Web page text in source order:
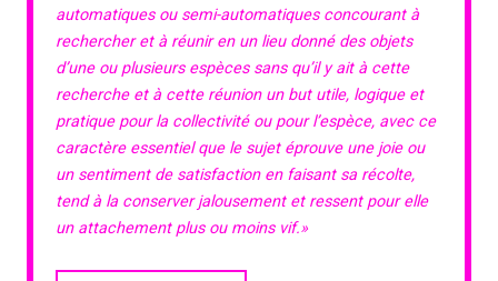
automatiques ou semi-automatiques concourant à
rechercher et à réunir en un lieu donné des objets
d’une ou plusieurs espèces sans qu’il y ait à cette
recherche et à cette réunion un but utile, logique et
pratique pour la collectivité ou pour l’espèce, avec ce
caractère essentiel que le sujet éprouve une joie ou
un sentiment de satisfaction en faisant sa récolte,
tend à la conserver jalousement et ressent pour elle
un attachement plus ou moins vif.»